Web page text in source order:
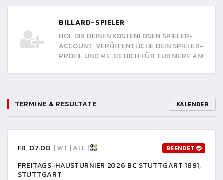
BILLARD-SPIELER
HOL DIR DEINEN KOSTENLOSEN SPIELER-
ACCOUNT, VERÖFFENTLICHE DEIN SPIELER-
PROFIL UND MELDE DICH FÜR TURNIERE AN!
TERMINE & RESULTATE KALENDER
FR, 07.08. | WT | ALL | BEENDET
FREITAGS-HAUSTURNIER 2026 BC STUTTGART 1891,
STUTTGART